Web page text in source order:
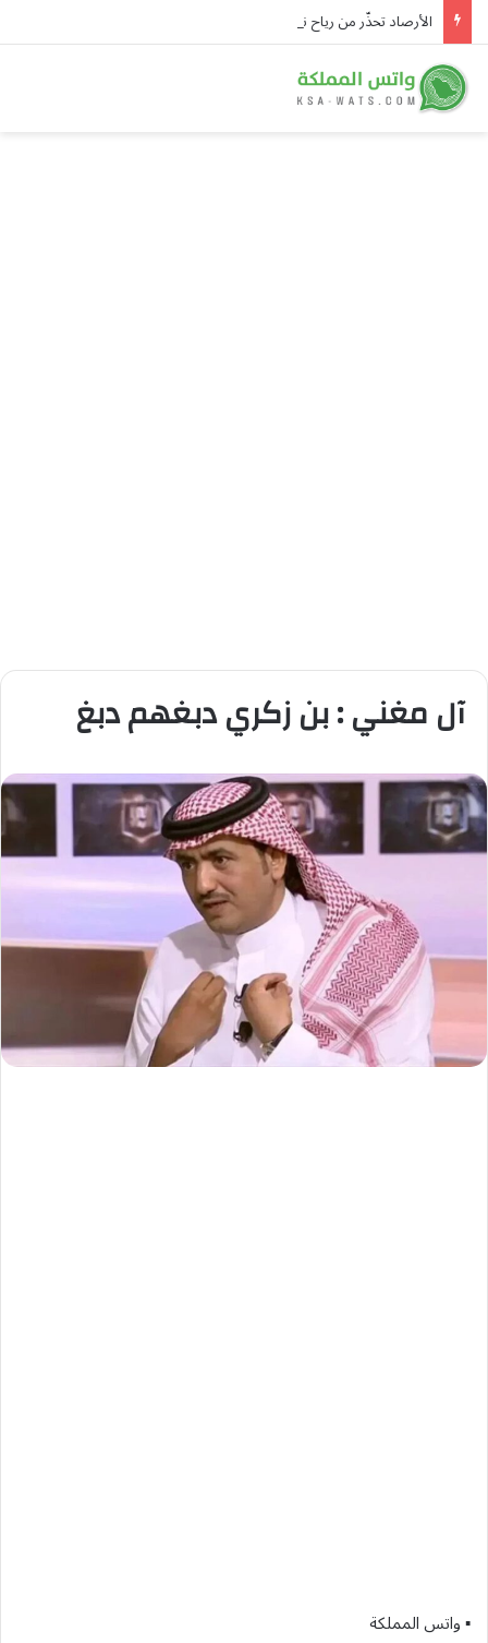
الأرصاد تحذّر من رياح نشطة تُقلّص الرؤية على منطقة حائل
آل مغني : بن زكري دبغهم دبغ
▪︎ واتس المملكة